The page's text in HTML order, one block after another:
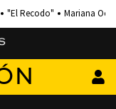
"El Recodo" Mariana